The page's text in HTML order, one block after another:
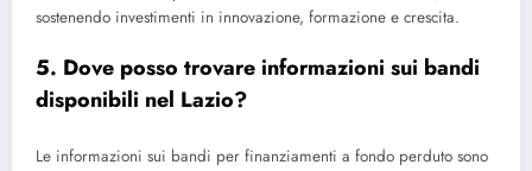
sostenendo investimenti in innovazione, formazione e crescita.
5. Dove posso trovare informazioni sui bandi
disponibili nel Lazio?
Le informazioni sui bandi per finanziamenti a fondo perduto sono